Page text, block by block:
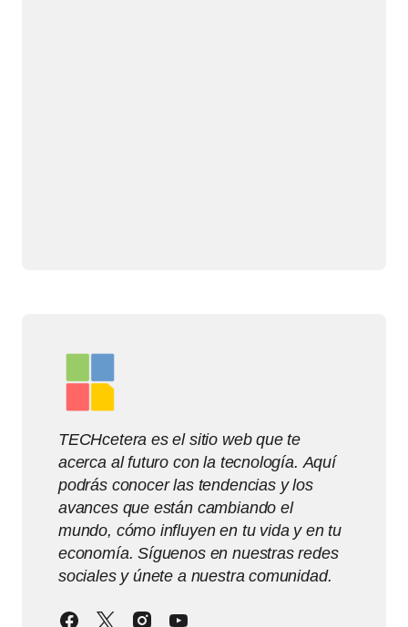
TECHcetera es el sitio web que te
acerca al futuro con la tecnología. Aquí
podrás conocer las tendencias y los
avances que están cambiando el
mundo, cómo influyen en tu vida y en tu
economía. Síguenos en nuestras redes
sociales y únete a nuestra comunidad.